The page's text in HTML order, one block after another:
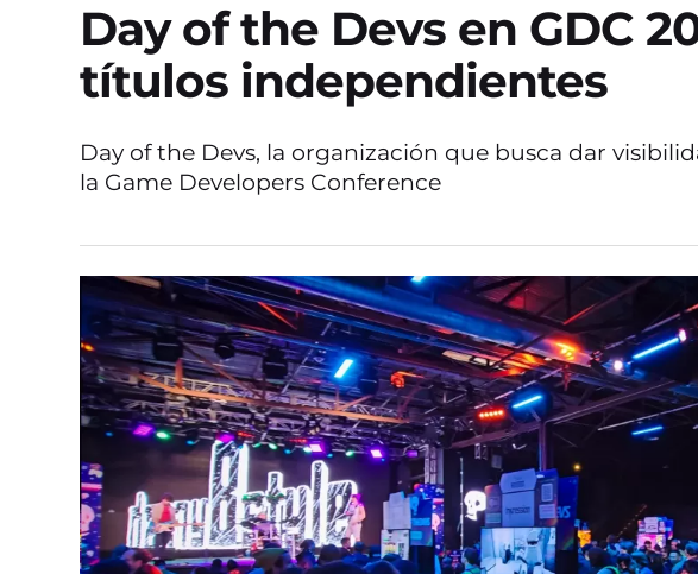
Day of the Devs en GDC
títulos independientes
Day of the Devs, la organización que busca dar
la Game Developers Conference